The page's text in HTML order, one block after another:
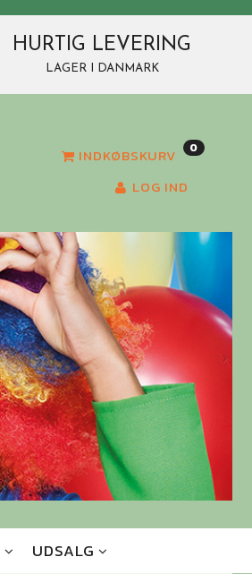
HURTIG LEVERING
LAGER I DANMARK
INDKØBSKURV 0
LOG IND
UDSALG